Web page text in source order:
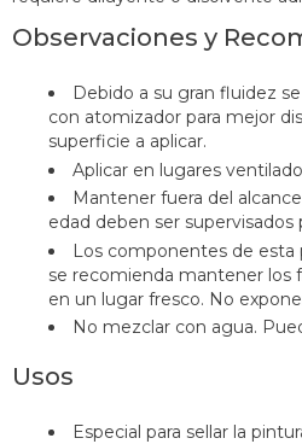
Observaciones y
Debido a su gran fluidez
con atomizador para mejor
superficie a aplicar.
Aplicar en lugares
Mantener fuera del
edad deben ser supervisados
Los componentes de esta
se recomienda mantener los
en un lugar fresco. No
No mezclar con agua.
Usos
Especial para sellar la